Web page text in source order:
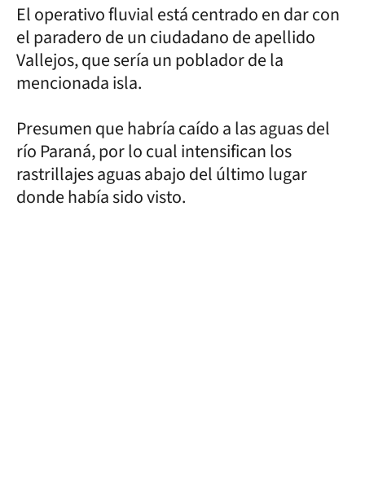
El operativo fluvial está centrado en dar con
el paradero de un ciudadano de apellido
Vallejos, que sería un poblador de la
mencionada isla.
Presumen que habría caído a las aguas del
río Paraná, por lo cual intensifican los
rastrillajes aguas abajo del último lugar
donde había sido visto.